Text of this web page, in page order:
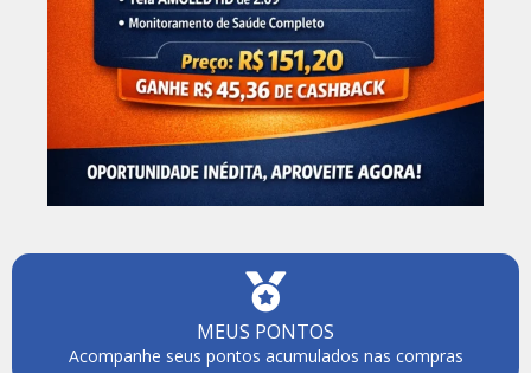
MEUS PONTOS
Acompanhe seus pontos acumulados nas compras